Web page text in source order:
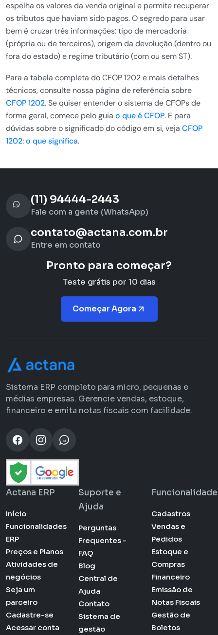
espelha os valores da venda original e permite recuperar
os tributos que haviam sido pagos. O segredo para usar
bem é cruzar três informações: tipo de mercadoria
(própria ou de terceiros), origem da devolução (dentro ou
fora do estado) e regime tributário (com ou sem ST).
Para a tabela completa do CFOP 1202 e mais detalhes
técnicos, consulte nossa página de referência sobre
CFOP 1202. Se quiser entender o sistema de CFOPs de
forma geral, comece pelo guia o que é CFOP. E para
dúvidas sobre o significado do código em si, veja CFOP
1202: o que significa.
(11) 94444-2443
Fale com a gente (WhatsApp)
contato@actana.com.br
Entre em contato
Pronto para começar?
Teste grátis por 10 dias
Começar Agora
Sistema ERP completo para micro, pequenas e
médias empresas. Gerencie vendas, estoque,
financeiro e emita notas fiscais com facilidade.
Actana ERP
Início
Funcionalidades
ERP
Preços e Planos
Atividades de
negócios
Seja um
parceiro
Cadastre-se
Acessar conta
Suporte e
Ajuda
Perguntas
Frequentes -
FAQ
Blog
Central de
Ajuda
Contato
Sistema de
gestão
Cadastros
Vendas e
Pedidos
Estoque e
Compras
Financeiro
Emissão de
Notas Fiscais
Gestão de
Boletos